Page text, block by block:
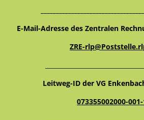
E-Mail-Adresse des Zentralen
ZRE-
Leitweg-ID der VG
073355002000-